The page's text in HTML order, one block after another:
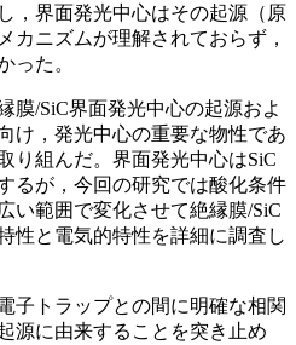
，界面発光中心はその起源（原
カニズムが理解されておらず，
った。
膜/SiC界面発光中心の起源およ
け，発光中心の重要な物性であ
り組んだ。界面発光中心はSiC
るが，今回の研究では酸化条件
い範囲で変化させて絶縁膜/SiC
性と電気的特性を詳細に調査し
子トラップとの間に明確な相関
源に由来することを突き止め